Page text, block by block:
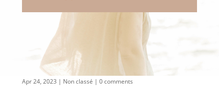
Apr 24, 2023 | Non classé | 0 comments